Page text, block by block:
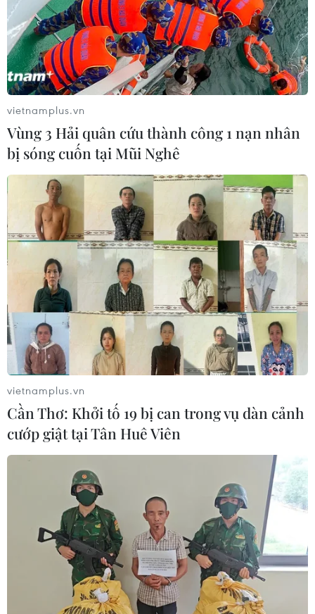
vietnamplus.vn
Vùng 3 Hải quân cứu thành công 1 nạn nhân
bị sóng cuốn tại Mũi Nghê
vietnamplus.vn
Cần Thơ: Khởi tố 19 bị can trong vụ dàn cảnh
cướp giật tại Tân Huê Viên